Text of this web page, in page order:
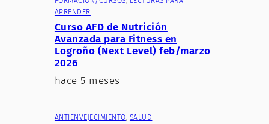
APRENDER
Curso AFD de Nutrición
Avanzada para Fitness en
Logroño (Next Level) feb/marzo
2026
hace 5 meses
ANTIENVEJECIMIENTO, SALUD